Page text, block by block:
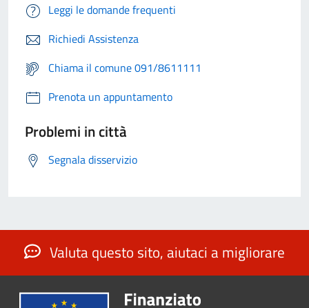
Leggi le domande frequenti
Richiedi Assistenza
Chiama il comune 091/8611111
Prenota un appuntamento
Problemi in città
Segnala disservizio
Valuta questo sito, aiutaci a migliorare